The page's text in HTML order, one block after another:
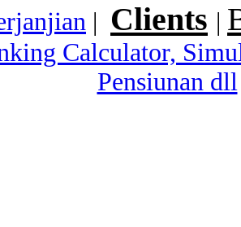
| Clients |
Calculator,
Pensiunan dll